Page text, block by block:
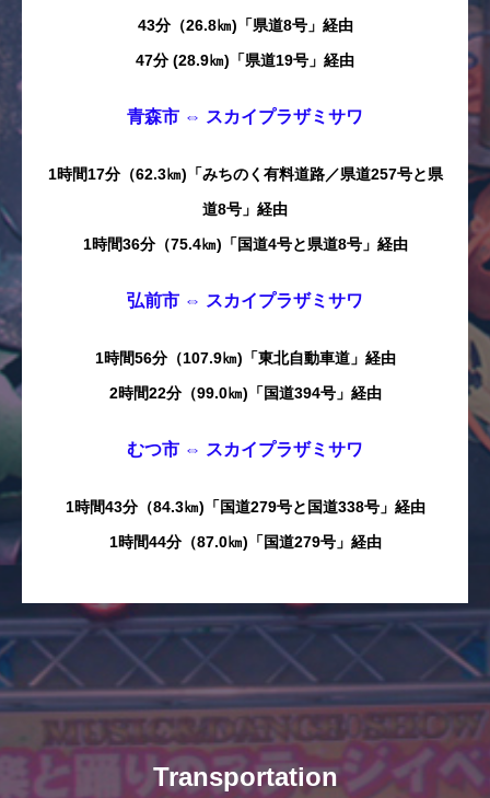
43分（26.8㎞)「県道8号」経由
47分 (28.9㎞)「県道19号」経由
青森市 ⇔ スカイプラザミサワ
1時間17分（62.3㎞)「みちのく有料道路／県道257号と県
道8号」経由
1時間36分（75.4㎞)「国道4号と県道8号」経由
弘前市 ⇔ スカイプラザミサワ
1時間56分（107.9㎞)「東北自動車道」経由
2時間22分（99.0㎞)「国道394号」経由
むつ市 ⇔ スカイプラザミサワ
1時間43分（84.3㎞)「国道279号と国道338号」経由
1時間44分（87.0㎞)「国道279号」経由
Transportation